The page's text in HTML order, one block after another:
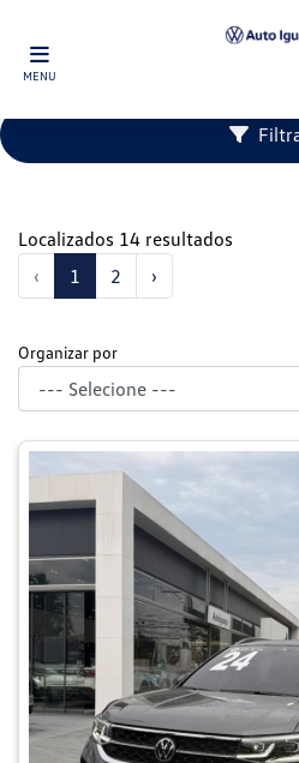
MENU
Localizados 14 resultados
‹
1 2 ›
Organizar por